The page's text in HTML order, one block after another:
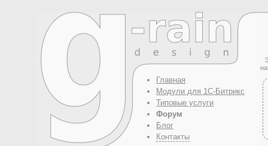
Главная
Модули для 1С-Битрикс
Типовые услуги
Форум
Блог
Контакты